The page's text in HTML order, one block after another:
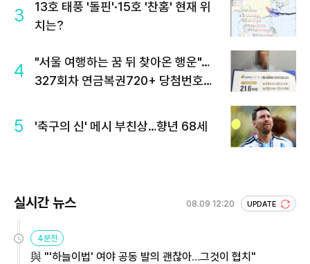
3
13호 태풍 '돌핀'·15호 '찬홈' 현재 위
치는?
4
"서울 여행하는 꿈 뒤 찾아온 행운"…
327회차 연금복권720+ 당첨번호조
5 '축구의 신' 메시 부친상…향년 68세
실시간 뉴스 08.09 12:20 UPDATE
4분전
與 "'하늘이법' 여야 공동 발의 괜찮아…그것이 협치"